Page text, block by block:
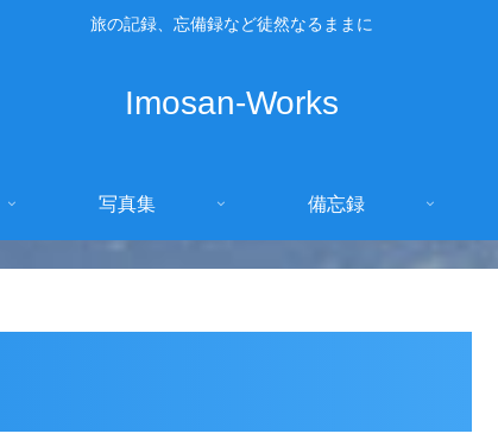
旅の記録、忘備録など徒然なるままに
Imosan-Works
写真集 備忘録